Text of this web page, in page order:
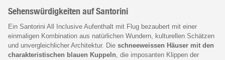
Sehenswürdigkeiten auf Santorini
Ein Santorini All Inclusive Aufenthalt mit Flug bezaubert mit einer
einmaligen Kombination aus natürlichen Wundern, kulturellen Schätzen
und unvergleichlicher Architektur. Die schneeweissen Häuser mit den
charakteristischen blauen Kuppeln, die imposanten Klippen der